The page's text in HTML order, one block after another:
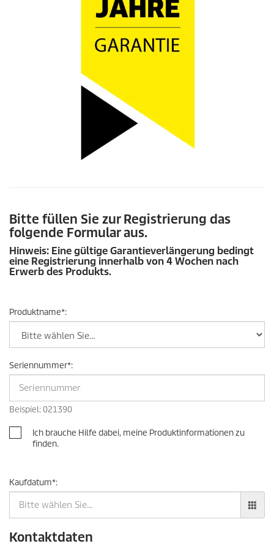
Bitte füllen Sie zur Registrierung das
folgende Formular aus.
Hinweis: Eine gültige Garantieverlängerung bedingt
eine Registrierung innerhalb von 4 Wochen nach
Erwerb des Produkts.
Produktname*:
Seriennummer*:
Beispiel: 021390
Ich brauche Hilfe dabei, meine Produktinformationen zu
finden.
Kaufdatum*:
Kontaktdaten